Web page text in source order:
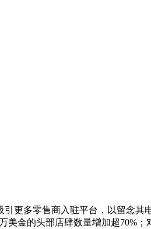
多零售商入驻平台，以留念其
美金的头部店肆数量增加超70%